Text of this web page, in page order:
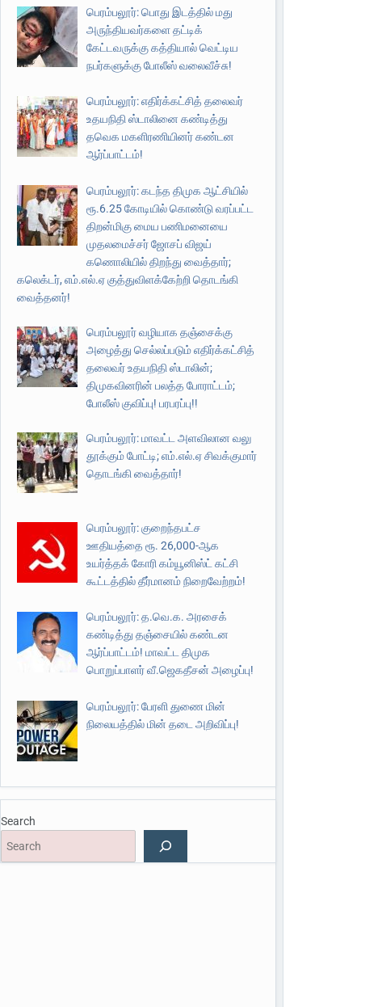
பெரம்பலூர்: பொது இடத்தில் மது
அருந்தியவர்களை தட்டிக்
கேட்டவருக்கு கத்தியால் வெட்டிய
நபர்களுக்கு போலீஸ் வலைவீச்சு!
பெரம்பலூர்: எதிர்க்கட்சித் தலைவர்
உதயநிதி ஸ்டாலினை கண்டித்து
தவெக மகளிரணியினர் கண்டன
ஆர்ப்பாட்டம்!
பெரம்பலூர்: கடந்த திமுக ஆட்சியில்
ரூ.6.25 கோடியில் கொண்டு வரப்பட்ட
திறன்மிகு மைய பணிமனையை
முதலமைச்சர் ஜோசப் விஜய்
கணொலியில் திறந்து வைத்தார்;
கலெக்டர், எம்.எல்.ஏ குத்துவிளக்கேற்றி தொடங்கி
வைத்தனர்!
பெரம்பலூர் வழியாக தஞ்சைக்கு
அழைத்து செல்லப்படும் எதிர்க்கட்சித்
தலைவர் உதயநிதி ஸ்டாலின்;
திமுகவினரின் பலத்த போராட்டம்;
போலீஸ் குவிப்பு! பரபரப்பு!!
பெரம்பலூர்: மாவட்ட அளவிலான வலு
தூக்கும் போட்டி; எம்.எல்.ஏ சிவக்குமார்
தொடங்கி வைத்தார்!
பெரம்பலூர்: குறைந்தபட்ச
ஊதியத்தை ரூ. 26,000-ஆக
உயர்த்தக் கோரி கம்யூனிஸ்ட் கட்சி
கூட்டத்தில் தீர்மானம் நிறைவேற்றம்!
பெரம்பலூர்: த.வெ.க. அரசைக்
கண்டித்து தஞ்சையில் கண்டன
ஆர்ப்பாட்டம்! மாவட்ட திமுக
பொறுப்பாளர் வீ.ஜெகதீசன் அழைப்பு!
பெரம்பலூர்: பேரளி துணை மின்
நிலையத்தில் மின் தடை அறிவிப்பு!
Search